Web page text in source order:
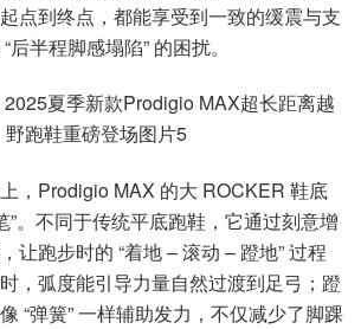
点到终点，都能享受到一致的缓震与支
半程脚感塌陷” 的困扰。
，Prodigio MAX 的大 ROCKER 鞋底
”。不同于传统平底跑鞋，它通过刻意增
让跑步时的 “着地 – 滚动 – 蹬地” 过程
，弧度能引导力量自然过渡到足弓；蹬
“弹簧” 一样辅助发力，不仅减少了脚踝